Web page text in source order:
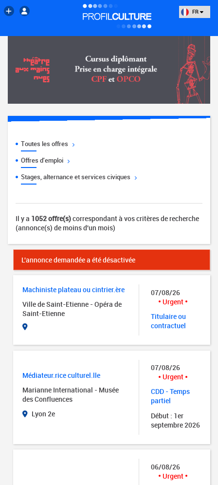
FR
Toutes les offres
Offres d'emploi
Stages, alternance et services civiques
Il y a 1052 offre(s)correspondant à vos critères de recherche
(annonce(s) de moins d'un mois)
L'annonce demandée a été désactivée
Machiniste plateau ou cintrier.ère
Ville de Saint-Etienne - Opéra de
Saint-Etienne
07/08/26
Urgent
Titulaire ou
contractuel
Médiateur.rice culturel.lle
Marianne International - Musée
des Confluences
Lyon 2e
07/08/26
Urgent
CDD - Temps
partiel
Début : 1er
septembre 2026
06/08/26
Urgent